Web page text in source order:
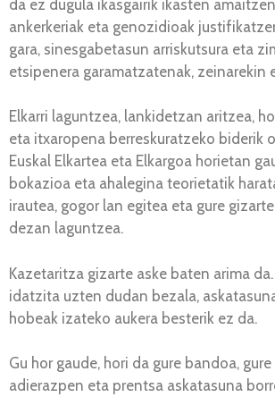
da ez dugula ikasgairik ikasten
ankerkeriak eta genozidioak
gara, sinesgabetasun arriskutsura eta
etsipenera garamatzatenak, zeinarekin
Elkarri laguntzea, lankidetzan aritzea,
eta itxaropena berreskuratzeko biderik
Euskal Elkartea eta Elkargoa horietan
bokazioa eta ahalegina teorietatik
irautea, gogor lan egitea eta gure
dezan laguntzea.
Kazetaritza gizarte aske baten arima
idatzita uzten dudan bezala,
hobeak izateko aukera besterik ez da.
Gu hor gaude, hori da gure bandoa,
adierazpen eta prentsa askatasuna